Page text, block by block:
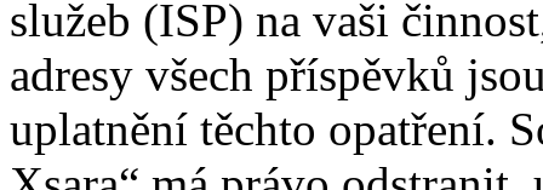
služeb (ISP) na vaši
adresy všech příspěvků
uplatnění těchto opatření.